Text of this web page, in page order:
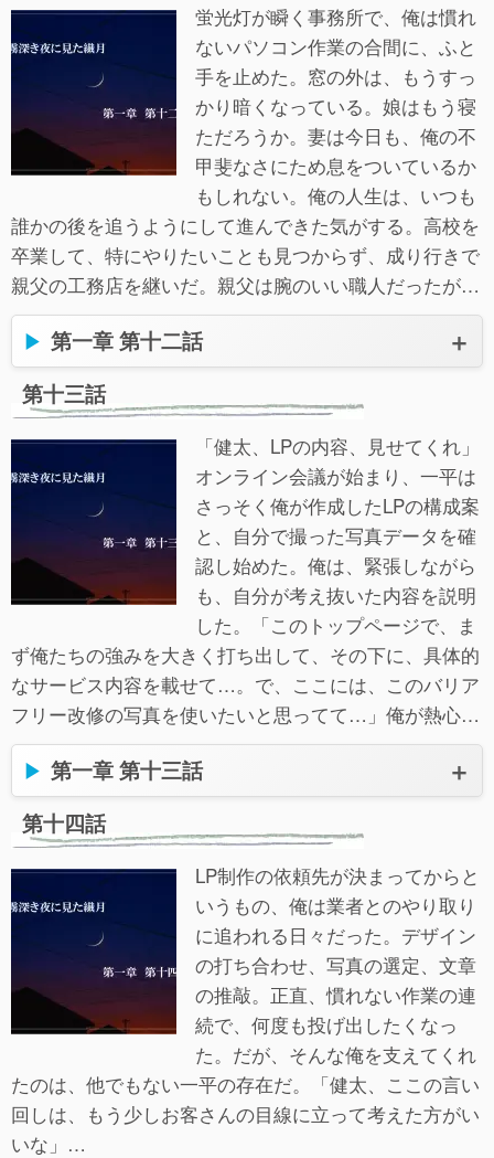
蛍光灯が瞬く事務所で、俺は慣れ
ないパソコン作業の合間に、ふと
手を止めた。窓の外は、もうすっ
かり暗くなっている。娘はもう寝
ただろうか。妻は今日も、俺の不
甲斐なさにため息をついているか
もしれない。俺の人生は、いつも
誰かの後を追うようにして進んできた気がする。高校を
卒業して、特にやりたいことも見つからず、成り行きで
親父の工務店を継いだ。親父は腕のいい職人だったが…
第一章 第十二話
第十三話
「健太、LPの内容、見せてくれ」
オンライン会議が始まり、一平は
さっそく俺が作成したLPの構成案
と、自分で撮った写真データを確
認し始めた。俺は、緊張しながら
も、自分が考え抜いた内容を説明
した。「このトップページで、ま
ず俺たちの強みを大きく打ち出して、その下に、具体的
なサービス内容を載せて…。で、ここには、このバリア
フリー改修の写真を使いたいと思ってて…」俺が熱心…
第一章 第十三話
第十四話
LP制作の依頼先が決まってからと
いうもの、俺は業者とのやり取り
に追われる日々だった。デザイン
の打ち合わせ、写真の選定、文章
の推敲。正直、慣れない作業の連
続で、何度も投げ出したくなっ
た。だが、そんな俺を支えてくれ
たのは、他でもない一平の存在だ。「健太、ここの言い
回しは、もう少しお客さんの目線に立って考えた方がい
いな」…